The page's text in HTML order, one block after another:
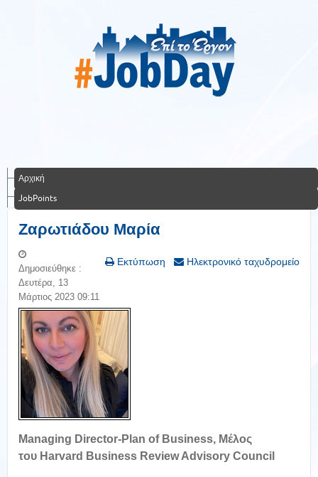
Αρχική
JobPoints
Ζαρωτιάδου Μαρία
Εκτύπωση Ηλεκτρονικό ταχυδρομείο
Δημοσιεύθηκε :
Δευτέρα, 13
Μάρτιος 2023 09:11
Managing Director-Plan of Business, Μέλος
του Harvard Business Review Advisory Council